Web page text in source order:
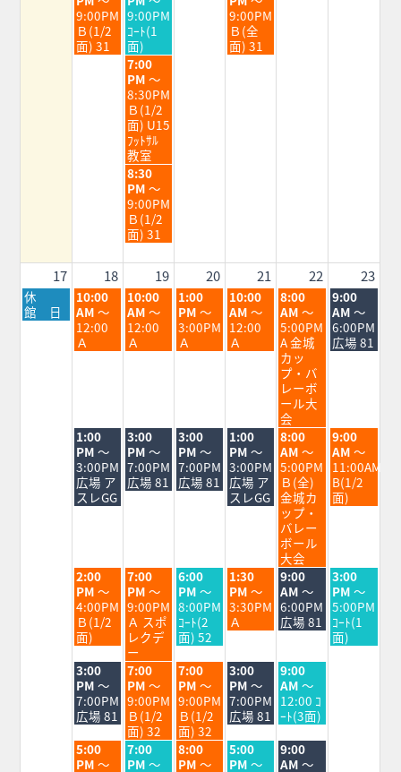
日,
8
月
11th
9:00PM
Ｂ(1/2
面) 31
日,
8
月
12th
2026
9:00PM
ｺｰﾄ(1
面)
日,
8
月
14th
9:00PM
Ｂ(全
面) 31
水
曜
日,
8
月
12th
2026
7:00
PM ～
8:30PM
Ｂ(1/2
面) U15
ﾌｯﾄｻﾙ
教室
水
曜
日,
8
月
12th
2026
8:30
PM ～
9:00PM
Ｂ(1/2
面) 31
17 18 19 20 21 22 23
月
曜
日,
休
館 日
火
曜
日,
8
月
10:00
AM ～
12:00
Ａ
水
曜
日,
8
月
10:00
AM ～
12:00
Ａ
木
曜
日,
8
月
1:00
PM ～
3:00PM
Ａ
金
曜
日,
8
月
10:00
AM ～
12:00
Ａ
土
曜
日,
8
月
22nd
2026
8:00
AM ～
5:00PM
A 金城
カッ
プ・バ
レーボ
ール大
会
日
曜
日,
8
月
9:00
AM ～
6:00PM
広場 81
火
曜
日,
8
月
18th
1:00
PM ～
3:00PM
広場 ア
スレGG
水
曜
日,
8
月
3:00
PM ～
7:00PM
広場 81
木
曜
日,
8
月
3:00
PM ～
7:00PM
広場 81
金
曜
日,
8
月
21st
1:00
PM ～
3:00PM
広場 ア
スレGG
土
曜
日,
8
月
22nd
2026
8:00
AM ～
5:00PM
Ｂ(全)
金城カ
ップ・
バレー
ボール
大会
日
曜
日,
8
月
23rd
9:00
AM ～
11:00AM
B(1/2
面)
火
曜
日,
8
月
18th
2026
2:00
PM ～
4:00PM
Ｂ(1/2
面)
水
曜
日,
8
月
19th
2026
7:00
PM ～
9:00PM
Ａ スポ
レクデ
ー
木
曜
日,
8
月
20th
2026
6:00
PM ～
8:00PM
ｺｰﾄ(2
面) 52
金
曜
日,
8
月
2026
1:30
PM ～
3:30PM
Ａ
土
曜
日,
8
月
2026
9:00
AM ～
6:00PM
広場 81
日
曜
日,
8
月
23rd
3:00
PM ～
5:00PM
ｺｰﾄ(1
面)
火
曜
日,
8
月
18th
2026
3:00
PM ～
7:00PM
広場 81
水
曜
日,
8
月
19th
2026
7:00
PM ～
9:00PM
Ｂ(1/2
面) 32
木
曜
日,
8
月
20th
2026
7:00
PM ～
9:00PM
Ｂ(1/2
面) 32
金
曜
日,
8
月
21st
2026
3:00
PM ～
7:00PM
広場 81
土
曜
日,
8
月
22nd
2026
9:00
AM ～
12:00 ｺ
ｰﾄ(3面)
火
曜
5:00
PM ～
水
曜
7:00
PM ～
木
曜
8:00
PM ～
金
曜
5:00
PM ～
土
曜
9:00
AM ～